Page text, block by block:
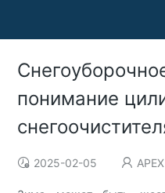
понимание
2025-02-05